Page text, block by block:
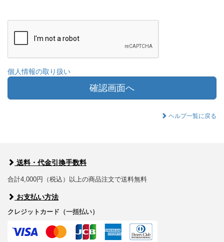
個人情報の取り扱い
確認画面へ
ヘルプ一覧に戻る
送料・代金引換手数料
合計4,000円（税込）以上の商品注文で送料無料
お支払い方法
クレジットカード（一括払い）